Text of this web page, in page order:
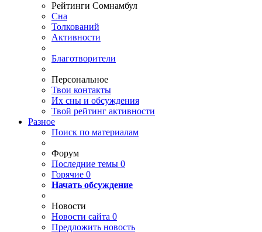
Рейтинги Сомнамбул
Сна
Толкований
Активности
Благотворители
Персональное
Твои контакты
Их сны и обсуждения
Твой рейтинг активности
Разное
Поиск по материалам
Форум
Последние темы 0
Горячие 0
Начать обсуждение
Новости
Новости сайта 0
Предложить новость